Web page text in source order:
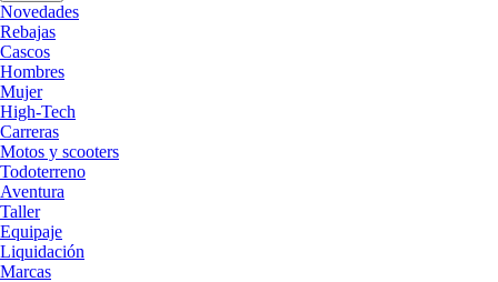
Novedades
Rebajas
Cascos
Hombres
Mujer
High-Tech
Carreras
Motos y scooters
Todoterreno
Aventura
Taller
Equipaje
Liquidación
Marcas